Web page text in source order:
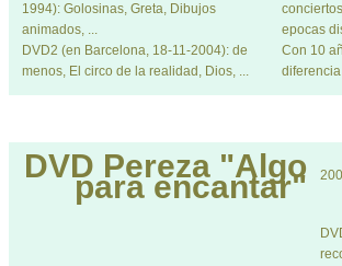
1994): Golosinas, Greta, Dibujos
animados, ...
DVD2 (en Barcelona, 18-11-2004): de
menos, El circo de la realidad, Dios, ...
epocas
Con 10
diferencia
DVD Pereza "Algo
para encantar"